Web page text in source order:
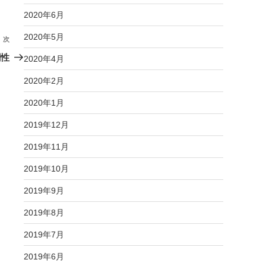
の
次
2020年6月
2020年5月
2020年4月
2020年2月
2020年1月
2019年12月
2019年11月
2019年10月
2019年9月
2019年8月
2019年7月
2019年6月